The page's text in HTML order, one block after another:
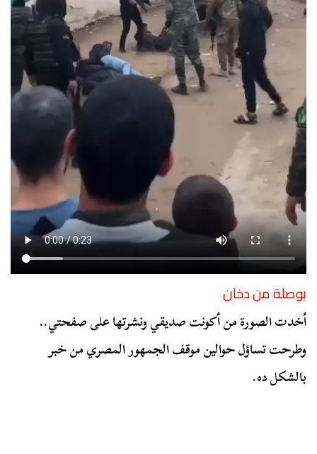
بوصلة من دخان
أخدت الصورة من أكونت صديقي ونشرتها على صفحتي..
وطرحت تساؤل حوالين موقف الجمهور المصري من خبر
بالشكل ده.